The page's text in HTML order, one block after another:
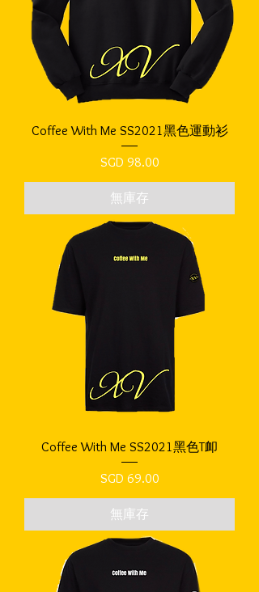
Coffee With Me SS2021黑色運動衫
價格
SGD 98.00
無庫存
Coffee With Me SS2021黑色T卹
價格
SGD 69.00
無庫存